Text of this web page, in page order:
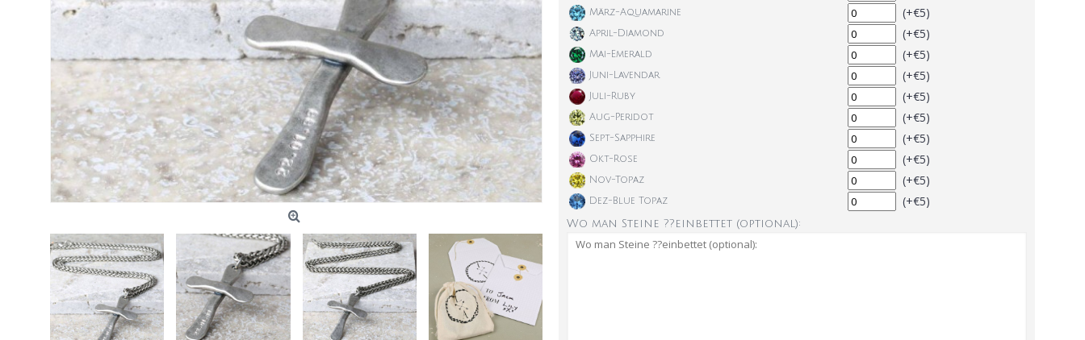
März-Aquamarine (+€5)
April-Diamond (+€5)
Mai-Emerald (+€5)
Juni-Lavendar (+€5)
Juli-Ruby (+€5)
Aug-Peridot (+€5)
Sept-Sapphire (+€5)
Okt-Rose (+€5)
Nov-Topaz (+€5)
Dez-Blue Topaz (+€5)
Wo man Steine ??einbettet (optional):